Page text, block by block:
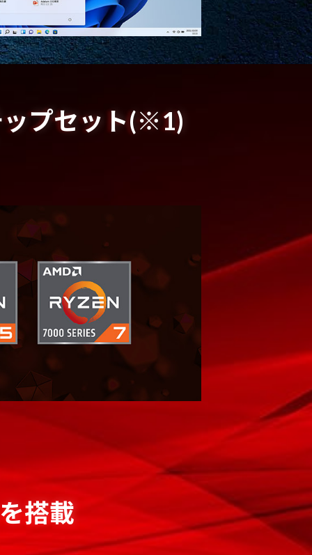
ップセット(※1)
搭載